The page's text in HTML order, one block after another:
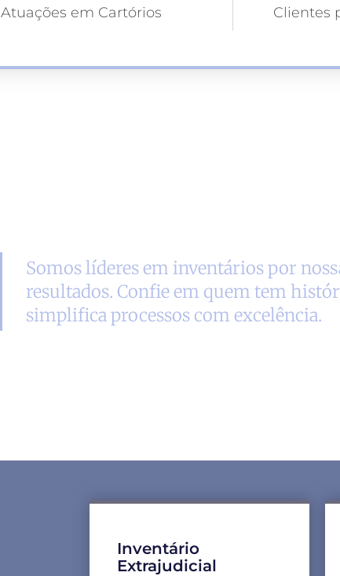
Atuações em Cartórios Clientes
Somos líderes em inventários por
resultados. Confie em quem tem
simplifica processos com excelência.
Inventário
Extrajudicial